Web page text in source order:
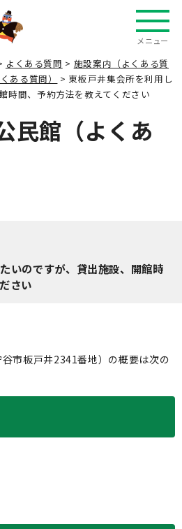
メニュー
よくある質問 > 施設案内（よくある質
ある質問）
> 東板戸井集会所を利用し
時間、予約方法を教えてください
民館（よくあ
いのですが、貸出施設、開館時
さい
市板戸井2341番地）の概要は次の